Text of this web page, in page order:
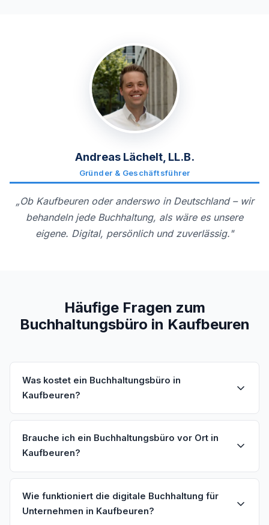
Andreas Lächelt, LL.B.
Gründer & Geschäftsführer
„Ob Kaufbeuren oder anderswo in Deutschland – wir
behandeln jede Buchhaltung, als wäre es unsere
eigene. Digital, persönlich und zuverlässig."
Häufige Fragen zum
Buchhaltungsbüro in Kaufbeuren
Was kostet ein Buchhaltungsbüro in
Kaufbeuren?
Brauche ich ein Buchhaltungsbüro vor Ort in
Kaufbeuren?
Wie funktioniert die digitale Buchhaltung für
Unternehmen in Kaufbeuren?